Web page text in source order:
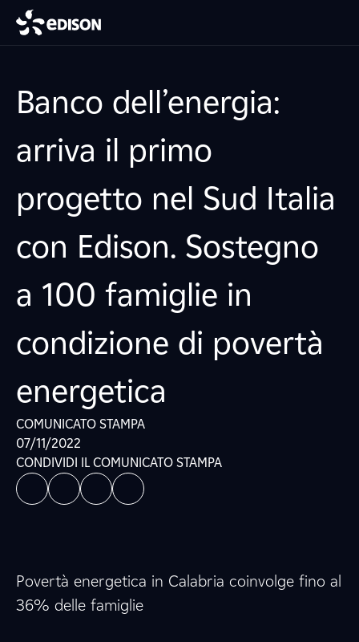
Banco dell’energia:
arriva il primo
progetto nel Sud Italia
con Edison. Sostegno
a 100 famiglie in
condizione di povertà
energetica
COMUNICATO STAMPA
07/11/2022
CONDIVIDI IL COMUNICATO STAMPA
Povertà energetica in Calabria coinvolge fino al
36% delle famiglie